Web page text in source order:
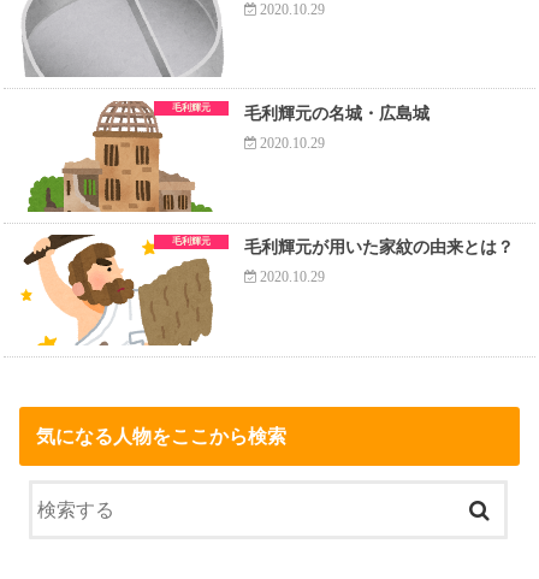
2020.10.29
毛利輝元 毛利輝元の名城・広島城
2020.10.29
毛利輝元 毛利輝元が用いた家紋の由来とは？
2020.10.29
気になる人物をここから検索